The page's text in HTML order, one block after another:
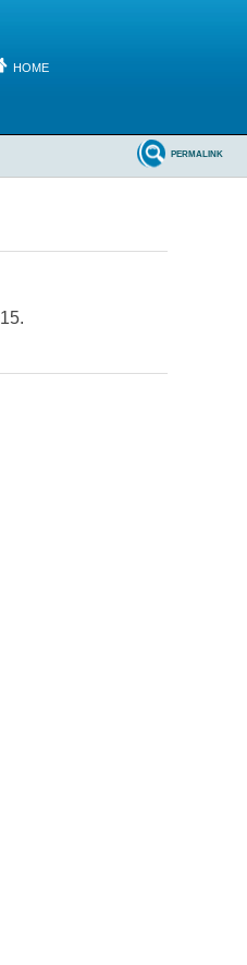
HOME
PERMALINK